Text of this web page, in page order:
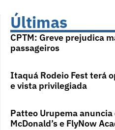
Últimas
CPTM: Greve prejudica
passageiros
Itaquá Rodeio Fest terá
e vista privilegiada
Patteo Urupema anuncia
McDonald’s e FlyNow